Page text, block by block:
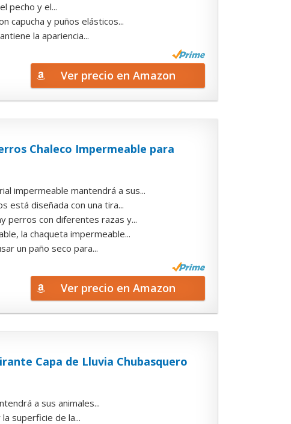
pecho y el...
capucha y puños elásticos...
la apariencia...
Ver precio en Amazon
Chaleco Impermeable para
impermeable mantendrá a sus...
está diseñada con una tira...
perros con diferentes razas y...
la chaqueta impermeable...
un paño seco para...
Ver precio en Amazon
Capa de Lluvia Chubasquero
a sus animales...
superficie de la...